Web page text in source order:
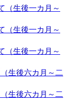
。 いずれの場
フィーリング
それほど重要
で遊び回るだ
散歩に連れて
す。しかし、
、週何回かは
（生後一カ月～
（生後一カ月～
（生後一カ月～
生後六カ月～二
生後六カ月～二